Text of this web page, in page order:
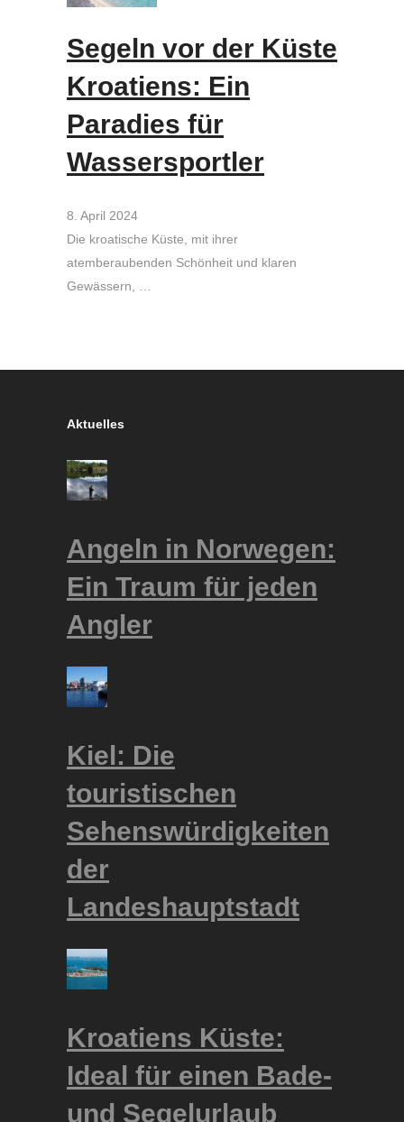
Segeln vor der Küste
Kroatiens: Ein
Paradies für
Wassersportler
8. April 2024
Die kroatische Küste, mit ihrer
atemberaubenden Schönheit und klaren
Gewässern, …
Aktuelles
Angeln in Norwegen:
Ein Traum für jeden
Angler
Kiel: Die
touristischen
Sehenswürdigkeiten
der
Landeshauptstadt
Kroatiens Küste:
Ideal für einen Bade-
und Segelurlaub